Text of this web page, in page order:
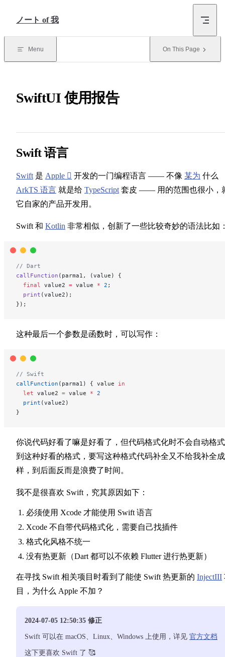
ノート of 我
Menu On This Page
SwiftUI 使用报告
Swift 语言
Swift 是 Apple  开发的一门编程语言 —— 不像 某为 什么
ArkTS 语言 就是给 TypeScript 套皮 —— 用的范围也很小，
它自家的产品开发用。
Swift 和 Kotlin 非常相似，创新了一些比较奇妙的语法比如
// Dart
callFunction (parma1, (value) {
  final
value2 = value * 2 ;
  print
(value2);
});
这种最后一个参数是函数时，可以写作：
// Swift
callFunction (parma1) { value in
  let
value2 = value * 2
  print
(value2)
}
你说代码好看了嘛是好看了，但代码格式化时不会自动格
到这种好看的格式，要写这种格式代码补全又不给我补全
样，到后面反而是浪费了时间。
我不是很喜欢 Swift，究其原因如下：
必须使用 Xcode 才能使用 Swift 语言
Xcode 不自带代码格式化，需要自己找插件
格式化风格不统一
没有热更新（Dart 都可以不依赖 Flutter 进行热更新）
在寻找 Swift 相关项目时看到了能使 Swift 热更新的 InjectIII
目，为什么 Apple 不加？
2024-07-05 12:50:35 修正
Swift 可以在 macOS、Linux、Windows 上使用，详见 官方文档
这下更喜欢 Swift 了 🥰